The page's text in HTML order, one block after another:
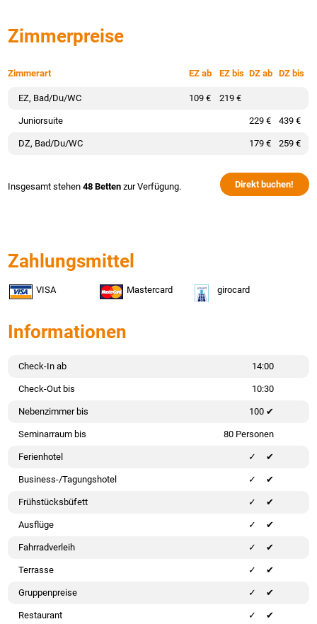
Zimmerpreise
Zimmerart EZ ab EZ bis DZ ab DZ bis
EZ, Bad/Du/WC 109 € 219 €
Juniorsuite 229 € 439 €
DZ, Bad/Du/WC 179 € 259 €
Insgesamt stehen48 Betten zur Verfügung. Direkt buchen!
Zahlungsmittel
VISA Mastercard girocard
Informationen
Check-In ab 14:00
Check-Out bis 10:30
Nebenzimmer bis 100 ✔
Seminarraum bis 80 Personen
Ferienhotel ✔
Business-/Tagungshotel ✔
Frühstücksbüfett ✔
Ausflüge ✔
Fahrradverleih ✔
Terrasse ✔
Gruppenpreise ✔
Restaurant ✔